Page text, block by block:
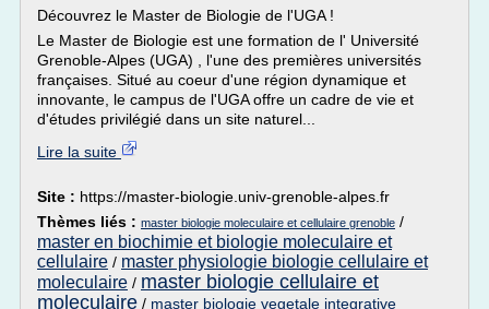
Découvrez le Master de Biologie de l'UGA !
Le Master de Biologie est une formation de l' Université
Grenoble-Alpes (UGA) , l'une des premières universités
françaises. Situé au coeur d'une région dynamique et
innovante, le campus de l'UGA offre un cadre de vie et
d'études privilégié dans un site naturel...
Lire la suite
Site : https://master-biologie.univ-grenoble-alpes.fr
Thèmes liés : master biologie moleculaire et cellulaire grenoble /
master en biochimie et biologie moleculaire et
cellulaire / master physiologie biologie cellulaire et
moleculaire / master biologie cellulaire et
moleculaire / master biologie vegetale integrative